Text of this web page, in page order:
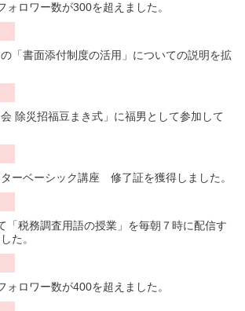
ォロワー数が300を超えました。
の「書面添付制度の活用」についての説明を拡
除災招福豆まき式」に福男として参加して
ーベーシック講座 修了証を獲得しました。
「税務調査用語の授業」を毎朝７時に配信す
た 。
ォロワー数が400を超えました。